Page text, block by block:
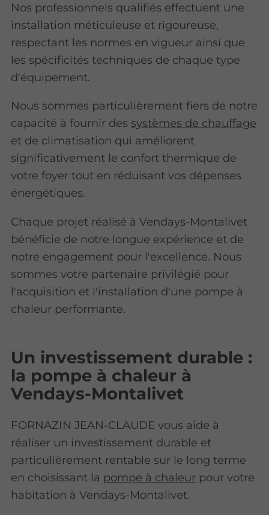
Nos professionnels qualifiés effectuent une
installation méticuleuse et rigoureuse,
respectant les normes en vigueur ainsi que
les spécificités techniques de chaque type
d'équipement.
Nous sommes particulièrement fiers de notre
capacité à fournir des systèmes de chauffage
et de climatisation qui améliorent
significativement le confort thermique de
votre foyer tout en réduisant vos dépenses
énergétiques.
Chaque projet réalisé à Vendays-Montalivet
bénéficie de notre longue expérience et de
notre engagement pour l'excellence. Nous
sommes votre partenaire privilégié pour
l'acquisition et l'installation d'une pompe à
chaleur performante.
Un investissement durable :
la pompe à chaleur à
Vendays-Montalivet
FORNAZIN JEAN-CLAUDE vous aide à
réaliser un investissement durable et
particulièrement rentable sur le long terme
en choisissant la pompe à chaleur pour votre
habitation à Vendays-Montalivet.